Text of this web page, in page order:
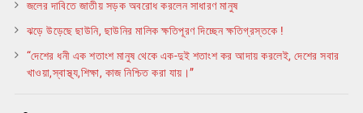
জলের দাবিতে জাতীয় সড়ক অবরোধ করলেন সাধারণ মানুষ
ঝড়ে উড়েছে ছাউনি, ছাউনির মালিক ক্ষতিপূরণ দিচ্ছেন ক্ষতিগ্রস্তকে !
“দেশের ধনী এক শতাংশ মানুষ থেকে এক-দুই শতাংশ কর আদায় করলেই, দেশের সবার
খাওয়া,স্বাস্থ্য,শিক্ষা, কাজ নিশ্চিত করা যায়।”